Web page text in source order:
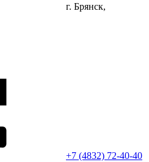
г. Брянск,
+7 (4832) 72-40-40